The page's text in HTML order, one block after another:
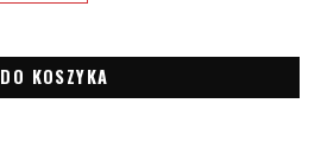
DO KOSZYKA